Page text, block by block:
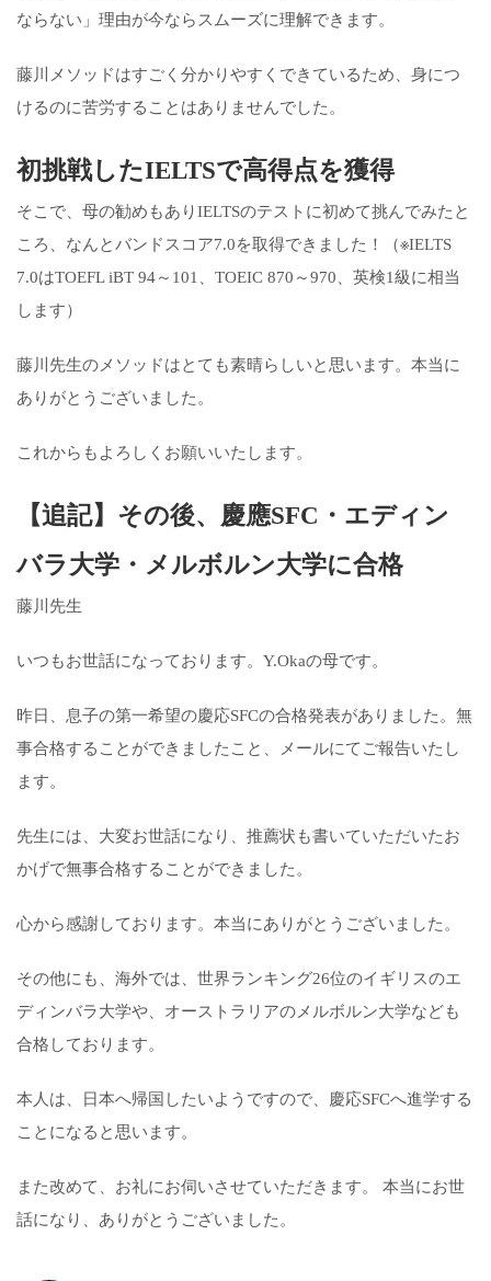
ならない」理由が今ならスムーズに理解できます。
藤川メソッドはすごく分かりやすくできているため、身につ
けるのに苦労することはありませんでした。
初挑戦したIELTSで高得点を獲得
そこで、母の勧めもありIELTSのテストに初めて挑んでみたと
ころ、なんとバンドスコア7.0を取得できました！（※IELTS
7.0はTOEFL iBT 94～101、TOEIC 870～970、英検1級に相当
します）
藤川先生のメソッドはとても素晴らしいと思います。本当に
ありがとうございました。
これからもよろしくお願いいたします。
【追記】その後、慶應SFC・エディン
バラ大学・メルボルン大学に合格
藤川先生
いつもお世話になっております。Y.Okaの母です。
昨日、息子の第一希望の慶応SFCの合格発表がありました。無
事合格することができましたこと、メールにてご報告いたし
ます。
先生には、大変お世話になり、推薦状も書いていただいたお
かげで無事合格することができました。
心から感謝しております。本当にありがとうございました。
その他にも、海外では、世界ランキング26位のイギリスのエ
ディンバラ大学や、オーストラリアのメルボルン大学なども
合格しております。
本人は、日本へ帰国したいようですので、慶応SFCへ進学する
ことになると思います。
また改めて、お礼にお伺いさせていただきます。 本当にお世
話になり、ありがとうございました。